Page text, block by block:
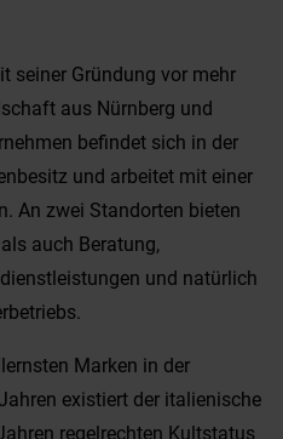
seiner Gründung vor mehr
aus Nürnberg und
befindet sich in der
und arbeitet mit einer
An zwei Standorten bieten
auch Beratung,
und natürlich
Marken in der
existiert der italienische
regelrechten Kultstatus